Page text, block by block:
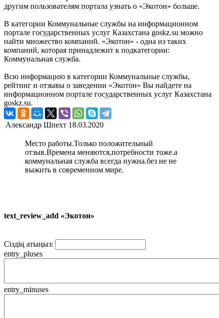
другим пользователям портала узнать о «Экотон» больше.
В категории Коммунальные службы на информационном
портале государственных услуг Казахстана goskz.su можно
найти множество компаний. «Экотон» - одна из таких
компаний, которая принадлежит к подкатегории:
Коммунальная служба.
Всю информацию в категории Коммунальные службы,
рейтинг и отзывы о заведении «Экотон» Вы найдете на
информационном портале государственных услуг Казахстана
goskz.su.
Александр Шпехт 18.03.2020
Место работы.Только положительный
отзыв.Времена меняются,потребности тоже.а
коммунальная служба всегда нужна.без не не
выжить в современном мире.
text_review_add «Экотон»
Сіздің атыңыз:
entry_pluses
entry_minuses